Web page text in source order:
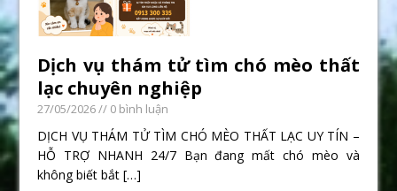
Dịch vụ thám tử tìm chó mèo thất
lạc chuyên nghiệp
27/05/2026// 0 bình luận
DỊCH VỤ THÁM TỬ TÌM CHÓ MÈO THẤT LẠC UY TÍN –
HỖ TRỢ NHANH 24/7 Bạn đang mất chó mèo và
không biết bắt[…]